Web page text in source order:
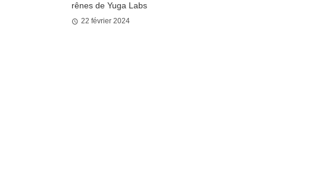
rênes de Yuga Labs
22 février 2024